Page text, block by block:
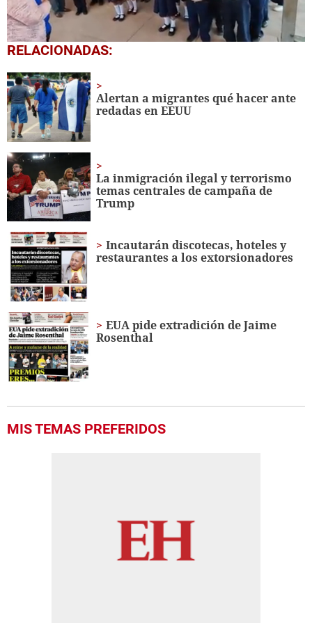
0
seconds
1
minute,
56
seconds
RELACIONADAS:
Alertan a migrantes qué hacer ante
redadas en EEUU
La inmigración ilegal y terrorismo
temas centrales de campaña de
Trump
Incautarán discotecas, hoteles y
restaurantes a los extorsionadores
EUA pide extradición de Jaime
Rosenthal
MIS TEMAS PREFERIDOS